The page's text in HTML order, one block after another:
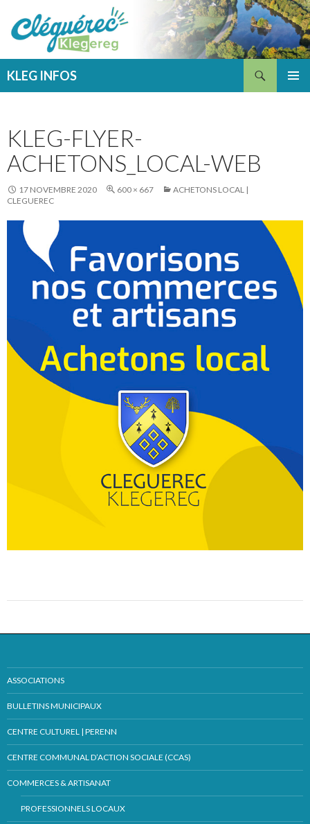
KLEG INFOS
KLEG-FLYER-
ACHETONS_LOCAL-WEB
17 NOVEMBRE 2020 600 × 667
ACHETONS LOCAL |
CLEGUEREC
ASSOCIATIONS
BULLETINS MUNICIPAUX
CENTRE CULTUREL | PERENN
CENTRE COMMUNAL D’ACTION SOCIALE (CCAS)
COMMERCES & ARTISANAT
PROFESSIONNELS LOCAUX